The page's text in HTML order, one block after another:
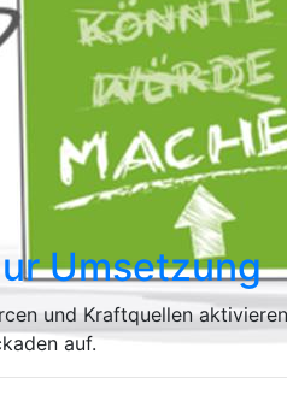
Umsetzung
und Kraftquellen
auf.